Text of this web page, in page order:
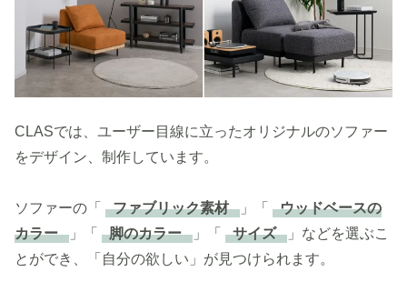
CLASでは、ユーザー目線に立ったオリジナルのソファー
をデザイン、制作しています。
ソファーの「 ファブリック素材 」「
ウッドベースの
カラー
」「 脚のカラー 」「 サイズ
」などを選ぶこ
とができ、「自分の欲しい」が見つけられます。